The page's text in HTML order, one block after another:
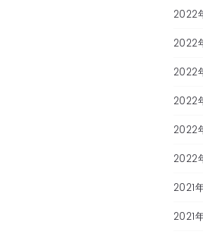
2022
2022
2022
2022
2022
2022
2021
2021